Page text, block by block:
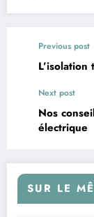
Previous post
Next post
Nos
électrique
SUR LE